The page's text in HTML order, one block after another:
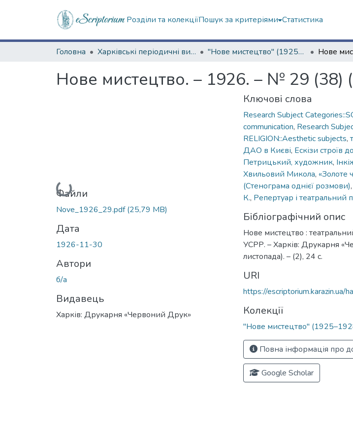
Розділи та колекціїПошук за критеріями Статистика
Головна Харківські періодичні видання "Нове мистецтво" (1925–1928 рр.)
Нове мистецтво. – 1926. – № 29 (38)
Вантажиться...
Файли
Nove_1926_29.pdf(25,79 MB)
Дата
1926-11-30
Автори
б/а
Видавець
Харків: Друкарня «Червоний Друк»
Ключові слова
Research Subject
communication, Research
RELIGION::Aesthetic subjects,
ДАО в Києві, Ескізи строїв
Петрицький, художник,
Хвильовий Микола, «Золоте
(Стенограма однієї розмови),
К., Репертуар і театральний
Бібліографічний опис
Нове мистецтво :
УСРР. – Харків: Друкарня
листопада). – (2), 24 с.
URI
https://
Колекції
"Нове мистецтво"
Повна інформація про
Google Scholar